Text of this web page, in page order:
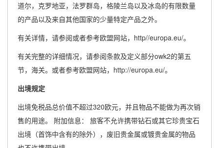
道尔，克罗地亚，法罗群岛，格陵兰岛以及冰岛的有限数量
的产品以及来自其他国家的少量特定产品之外。
有关详情，请参阅或者参考欧盟网站，http//europa.eu/。
有关完整的详细情况，请参阅条款及定义部分owk2的第五
节，海关。或者参考欧盟网站，http://europa.eu/。
出境规定
出境免税品总价值不超过320欧元，并且物品不能做为再次销
售的用途。 附加信息： 旅客不允许携带钻石或其它珍贵宝石
出境（首饰中含有的除外），废旧贵金属或镀贵金属的物品